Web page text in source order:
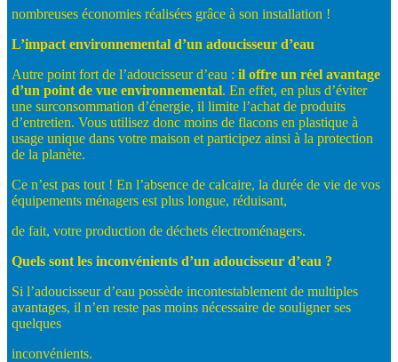
nombreuses économies réalisées grâce à son installation !
L’impact environnemental d’un adoucisseur d’eau
Autre point fort de l’adoucisseur d’eau : il offre un réel avantage
d’un point de vue environnemental. En effet, en plus d’éviter
une surconsommation d’énergie, il limite l’achat de produits
d’entretien. Vous utilisez donc moins de flacons en plastique à
usage unique dans votre maison et participez ainsi à la protection
de la planète.
Ce n’est pas tout ! En l’absence de calcaire, la durée de vie de vos
équipements ménagers est plus longue, réduisant,
de fait, votre production de déchets électroménagers.
Quels sont les inconvénients d’un adoucisseur d’eau ?
Si l’adoucisseur d’eau possède incontestablement de multiples
avantages, il n’en reste pas moins nécessaire de souligner ses
quelques
inconvénients.